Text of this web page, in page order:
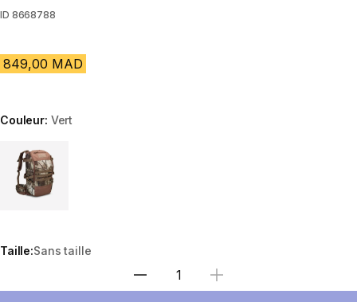
ID 8668788
849,00 MAD
Couleur: Vert
Choose a variant
Taille:Sans taille
Sélectionnez la quantité